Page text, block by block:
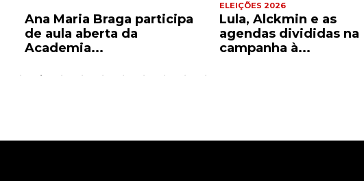
Ana Maria Braga participa
de aula aberta da
Academia...
ELEIÇÕES 2026
Lula, Alckmin e as
agendas divididas na
campanha à...